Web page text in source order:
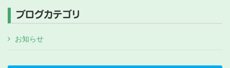
ブログカテゴリ
お知らせ